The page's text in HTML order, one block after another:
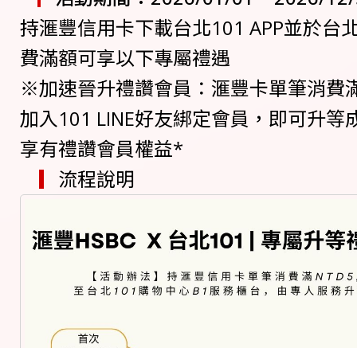
持滙豐信用卡下載台北101 APP並於台
費滿額可享以下專屬禮遇
※加速晉升禮讚會員：滙豐卡單筆消費
加入101 LINE好友綁定會員，即可升等
享有禮讚會員權益*
▎ 流程說明